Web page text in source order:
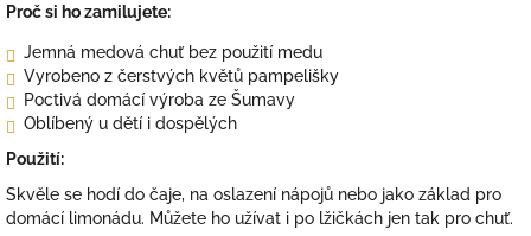
Proč si ho zamilujete:
Jemná medová chuť bez použití medu
Vyrobeno z čerstvých květů pampelišky
Poctivá domácí výroba ze Šumavy
Oblíbený u dětí i dospělých
Použití:
Skvěle se hodí do čaje, na oslazení nápojů nebo jako základ pro
domácí limonádu. Můžete ho užívat i po lžičkách jen tak pro chuť.